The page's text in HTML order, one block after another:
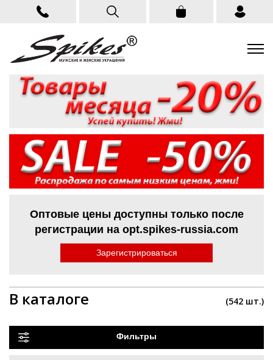
Оптовые цены доступны только после
регистрации на opt.spikes-russia.com
Зарегистрироваться
В каталоге (542 шт.)
Фильтры